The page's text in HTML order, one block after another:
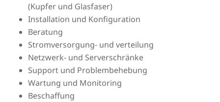
(Kupfer und Glasfaser)
Installation und Konfiguration
Beratung
Stromversorgung- und verteilung
Netzwerk- und Serverschränke
Support und Problembehebung
Wartung und Monitoring
Beschaffung